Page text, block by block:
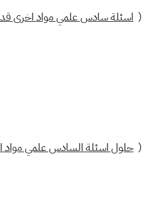
( اسئلة سادس علمي مواد اخرى
( حلول اسئلة السادس علمي